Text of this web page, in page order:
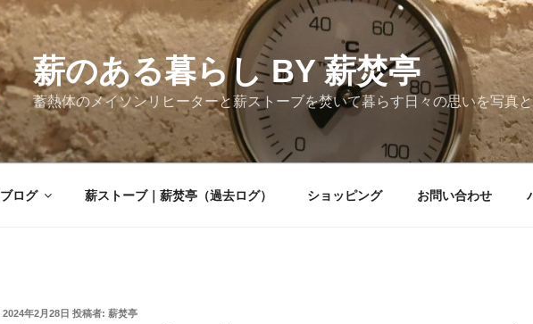
薪のある暮らし BY 薪焚亭
蓄熱体のメイソンリヒーターと薪ストーブを焚いて暮らす日々の思いを写真と
ブログ 薪ストーブ｜薪焚亭（過去ログ） ショッピング お問い合わせ
投
2024年2月28日 投稿者: 薪焚亭